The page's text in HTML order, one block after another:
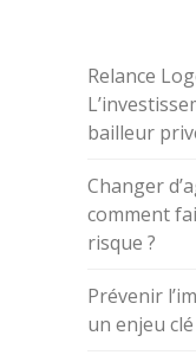
Relance
bailleur
Changer
comment
risque ?
Prévenir
un enjeu